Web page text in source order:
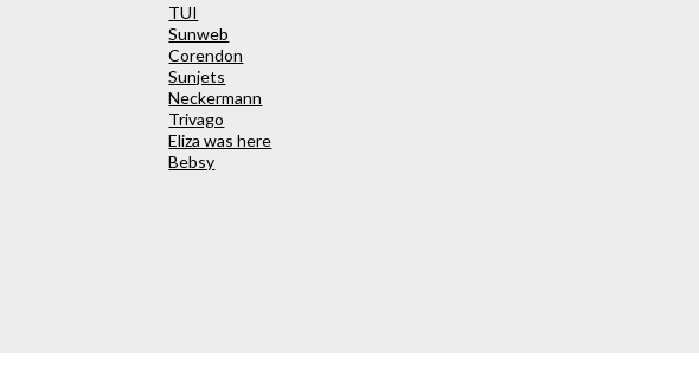
TUI
Sunweb
Corendon
Sunjets
Neckermann
Trivago
Eliza was here
Bebsy